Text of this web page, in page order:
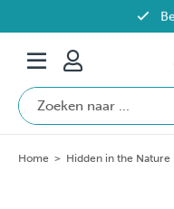
Gratis
Home > Hidden in the Nature